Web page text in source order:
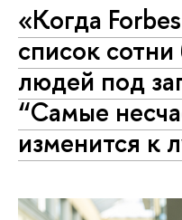
«Когда
список
людей под
“Самые
изменится к